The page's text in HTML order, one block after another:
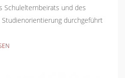
Schulelternbeirats und des
durchgeführt